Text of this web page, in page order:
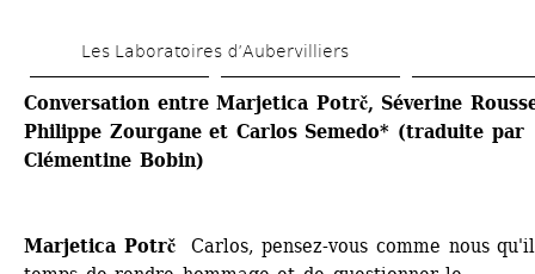
au
contenu
principal
Les Laboratoires d’Aubervilliers
Conversation entre Marjetica Potrč, Séverine
Philippe Zourgane et Carlos Semedo* (traduite par
Clémentine Bobin)
Marjetica PotrčCarlos, pensez-vous comme nous